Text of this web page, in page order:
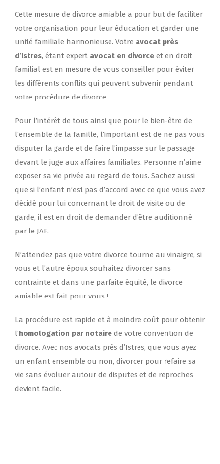
Cette mesure de divorce amiable a pour but de faciliter
votre organisation pour leur éducation et garder une
unité familiale harmonieuse. Votre avocat près
d’Istres, étant expert avocat en divorce et en droit
familial est en mesure de vous conseiller pour éviter
les différents conflits qui peuvent subvenir pendant
votre procédure de divorce.
Pour l’intérêt de tous ainsi que pour le bien-être de
l’ensemble de la famille, l’important est de ne pas vous
disputer la garde et de faire l’impasse sur le passage
devant le juge aux affaires familiales. Personne n’aime
exposer sa vie privée au regard de tous. Sachez aussi
que si l’enfant n’est pas d’accord avec ce que vous avez
décidé pour lui concernant le droit de visite ou de
garde, il est en droit de demander d’être auditionné
par le JAF.
N’attendez pas que votre divorce tourne au vinaigre, si
vous et l’autre époux souhaitez divorcer sans
contrainte et dans une parfaite équité, le divorce
amiable est fait pour vous !
La procédure est rapide et à moindre coût pour obtenir
l’homologation par notaire de votre convention de
divorce. Avec nos avocats près d’Istres, que vous ayez
un enfant ensemble ou non, divorcer pour refaire sa
vie sans évoluer autour de disputes et de reproches
devient facile.